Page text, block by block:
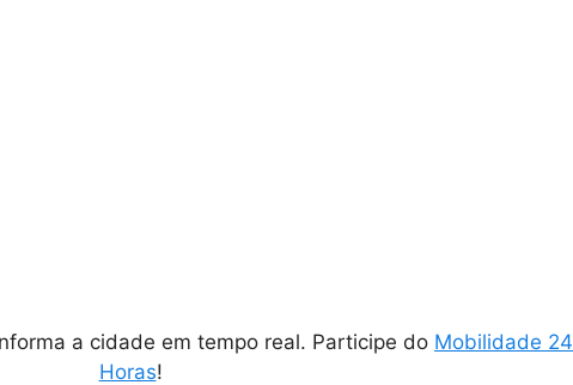
a cidade em tempo real. Participe do Mobilidade 24
Horas!